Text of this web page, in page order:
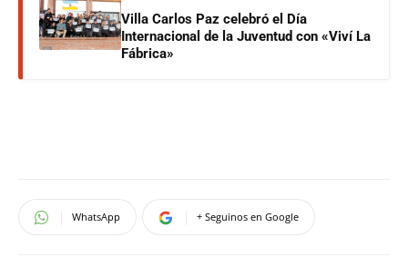
Villa Carlos Paz celebró el Día
Internacional de la Juventud con «Viví La
Fábrica»
WhatsApp + Seguinos en Google